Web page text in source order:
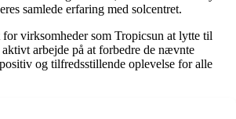
samlede erfaring med solcentret.
for virksomheder som Tropicsun at lytte til
arbejde på at forbedre de nævnte
og tilfredsstillende oplevelse for alle